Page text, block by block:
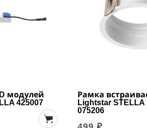
модулей
425007
Рамка
Lightstar STELLA
075206